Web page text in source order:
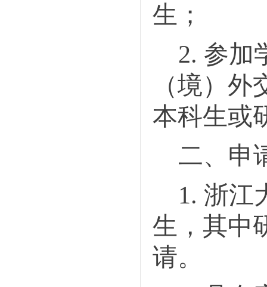
生；
2. 参加
（境） 外
本科生或
二、申
1. 浙江
生 ， 其中
请。